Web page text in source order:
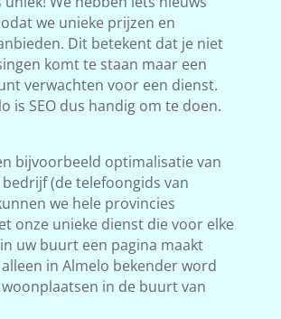
we unieke prijzen en
Dit betekent dat je niet
komt te staan maar een
verwachten voor een dienst.
is SEO dus handig om te doen.
bijvoorbeeld optimalisatie van
(de telefoongids van
we hele provincies
onze unieke dienst die voor elke
uw buurt een pagina maakt
in Almelo bekender word
in de buurt van